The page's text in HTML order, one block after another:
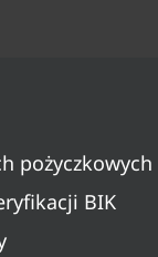
pożyczkowych
BIK